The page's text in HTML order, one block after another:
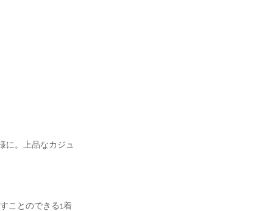
に。上品なカジュ
ことのできる1着